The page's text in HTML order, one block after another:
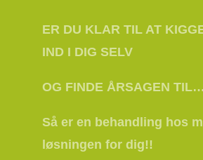
ER DU KLAR TIL AT
IND I DIG SELV
OG FINDE ÅRSAGEN
Så er en behandling hos
løsningen for dig!!